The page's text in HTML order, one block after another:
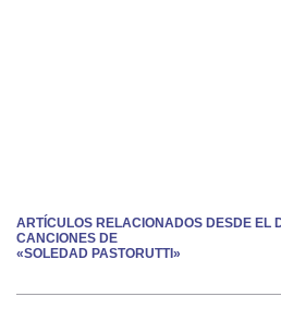
ARTÍCULOS RELACIONADOS DESDE EL
CANCIONES DE
«SOLEDAD PASTORUTTI»